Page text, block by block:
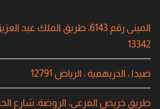
المبنى رقم 6143، طريق الملك
13342
صيدا ، الدريهمية ، الرياض 12791
طريق خريص الفرعي، الروضة، شارع الحسن